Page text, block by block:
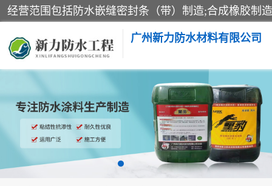
广州新力防水材料有限公司
黑豹防水胶
乳化沥青防水涂料
非固化橡胶防水涂料